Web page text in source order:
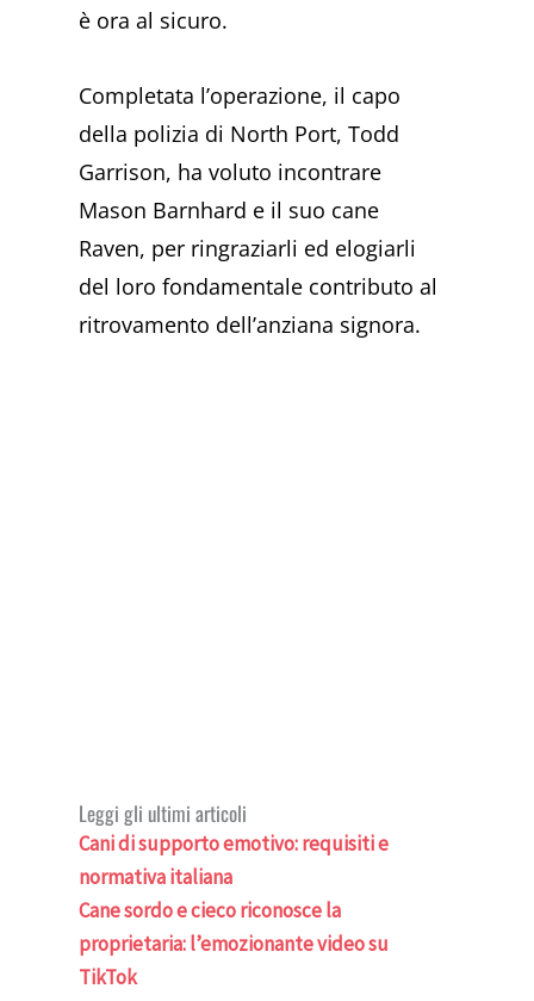
è ora al sicuro.
Completata l’operazione, il capo
della polizia di North Port, Todd
Garrison, ha voluto incontrare
Mason Barnhard e il suo cane
Raven, per ringraziarli ed elogiarli
del loro fondamentale contributo al
ritrovamento dell’anziana signora.
Leggi gli ultimi articoli
Cani di supporto emotivo: requisiti e
normativa italiana
Cane sordo e cieco riconosce la
proprietaria: l’emozionante video su
TikTok